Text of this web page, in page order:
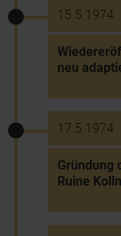
15.5.1974
neu
17.5.1974
Gründung
Ruine